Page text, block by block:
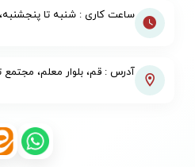
ساعت کاری : شنبه تا پنجشنبه، ۸ صبح تا
آدرس : قم، بلوار معلم، مجتمع